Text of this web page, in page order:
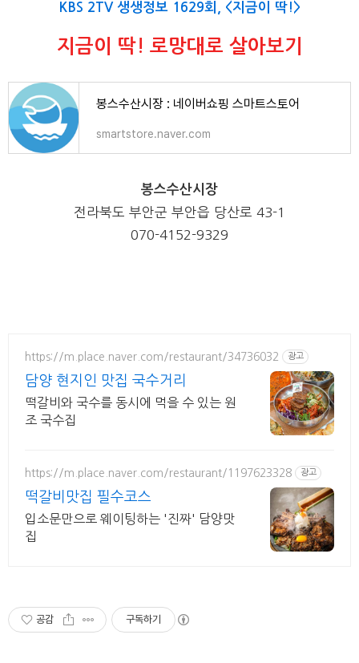
KBS 2TV 생생정보 1629회, <지금이 딱!>
지금이 딱! 로망대로 살아보기
봉스수산시장 : 네이버쇼핑 스마트스토어
smartstore.naver.com
봉스수산시장
전라북도 부안군 부안읍 당산로 43-1
070-4152-9329
https://m.place.naver.com/restaurant/34736032 광고
담양 현지인 맛집 국수거리
떡갈비와 국수를 동시에 먹을 수 있는 원
조 국수집
https://m.place.naver.com/restaurant/1197623328 광고
떡갈비맛집 필수코스
입소문만으로 웨이팅하는 '진짜' 담양맛
집
공감 구독하기